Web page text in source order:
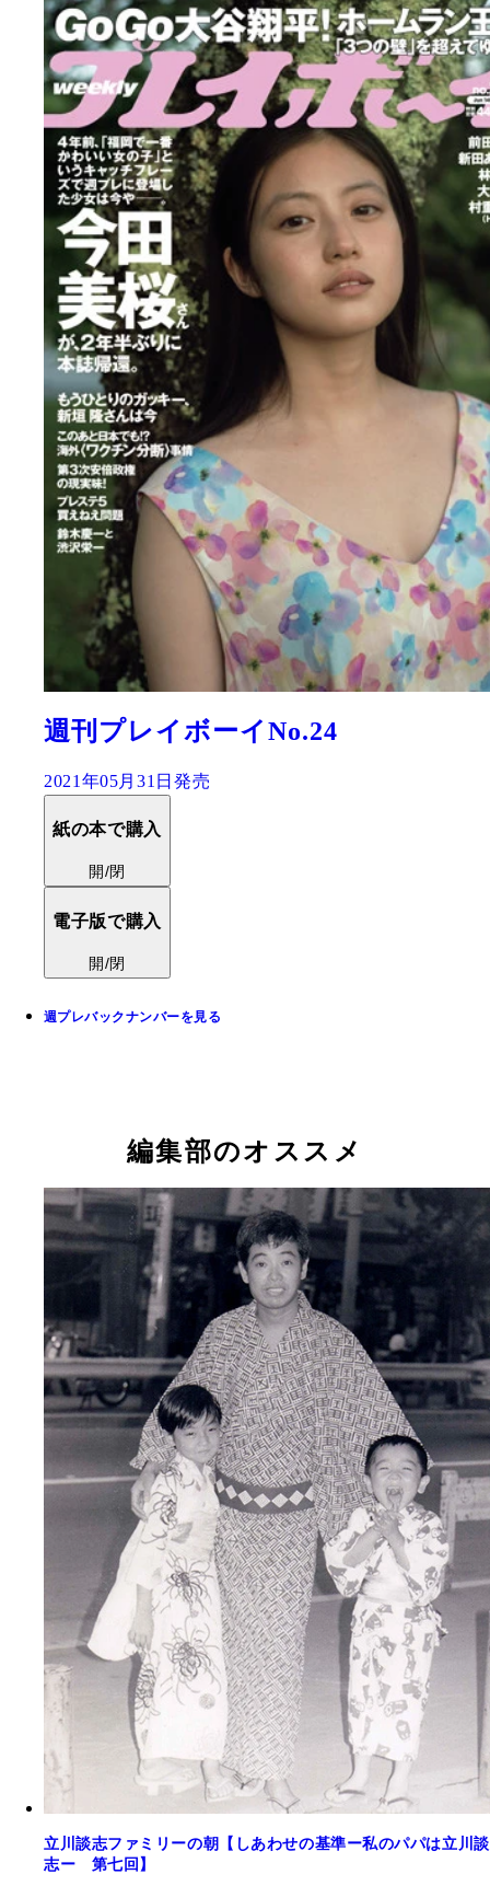
週刊プレイボーイNo.24
2021年05月31日発売
紙の本で購入
開/閉
電子版で購入
開/閉
週プレバックナンバーを見る
編集部のオススメ
立川談志ファミリーの朝【しあわせの基準ー私のパパは立川談
志ー 第七回】